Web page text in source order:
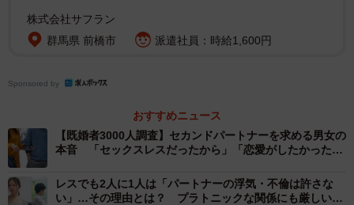
はじめに、「セカンドパートナー（※）がいて良かったこ
と」を尋ねたところ、「心が満たされる／癒しになる」
（37.9％）、「後ろめたくない」（21.2％）などの意見も
（※）セカンドパートナー：既婚者が配偶者（ファースト
パートナー）とは別に持つプラトニックな婚外パートナー
のこと。「友達以上、恋人関係」の関係で、肉体関係なし
株式会社サフラン
群馬県 前橋市
派遣社員：時給1,600円
Sponsored by
おすすめニュース
【既婚者3000人調査】セカンドパートナーを求める男女の
本音 「セックスレスだったから」「恋愛がしたかったか
レスでも2人に1人は「パートナーの浮気・不倫は許さな
い」…その理由とは？ プラトニックな関係にも厳しい視